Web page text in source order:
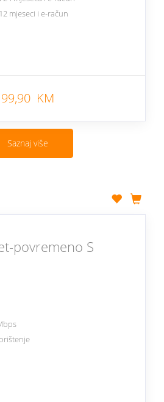
mjeseci i e-račun
99,90 KM
Saznaj više
povremeno S